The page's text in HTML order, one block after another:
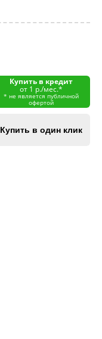
Купить в кредит
от 1 р./мес.*
* не является публичной
офертой
Купить в один клик